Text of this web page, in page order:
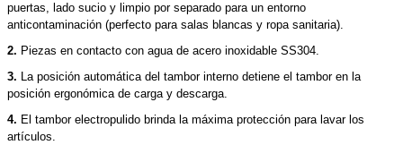
puertas, lado sucio y limpio por separado para un entorno
anticontaminación (perfecto para salas blancas y ropa sanitaria).
2. Piezas en contacto con agua de acero inoxidable SS304.
3. La posición automática del tambor interno detiene el tambor en la
posición ergonómica de carga y descarga.
4. El tambor electropulido brinda la máxima protección para lavar los
artículos.